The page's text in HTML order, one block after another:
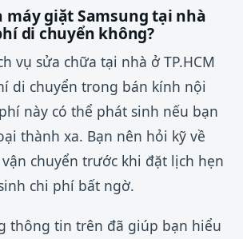
máy giặt Samsung tại nhà
di chuyển không?
vụ sửa chữa tại nhà ở TP.HCM
di chuyển trong bán kính nội
này có thể phát sinh nếu bạn
thành xa. Bạn nên hỏi kỹ về
chuyển trước khi đặt lịch hẹn
chi phí bất ngờ.
thông tin trên đã giúp bạn hiểu